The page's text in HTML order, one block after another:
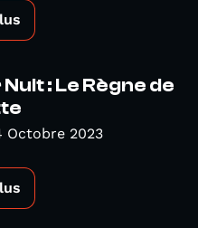
: Le Règne de
Octobre 2023